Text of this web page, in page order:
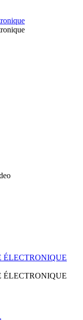
ÉLECTRONIQUE
ÉLECTRONIQUE